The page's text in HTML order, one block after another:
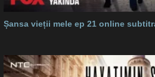
Șansa vieții mele ep 21 online